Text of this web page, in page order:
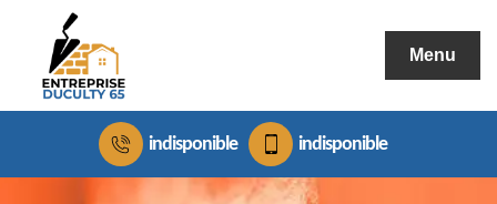
Menu
indisponible indisponible